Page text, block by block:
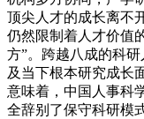
顶尖人才的成长离不
仍然限制着人才价值
方”。跨越八成的科
及当下根本研究成长
意味着，中国人事科
全辞别了保守科研模